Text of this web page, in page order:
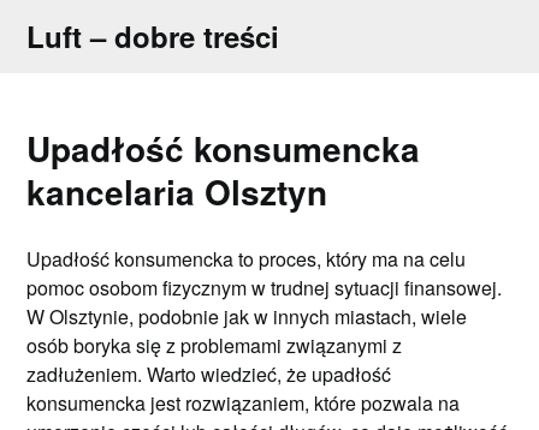
Luft – dobre treści
Upadłość konsumencka
kancelaria Olsztyn
Upadłość konsumencka to proces, który ma na celu
pomoc osobom fizycznym w trudnej sytuacji finansowej.
W Olsztynie, podobnie jak w innych miastach, wiele
osób boryka się z problemami związanymi z
zadłużeniem. Warto wiedzieć, że upadłość
konsumencka jest rozwiązaniem, które pozwala na